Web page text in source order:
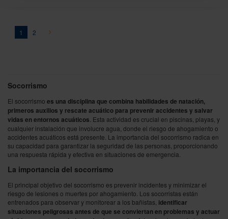
Página
You're currently reading page
1 Página
2
Socorrismo
El socorrismo es una disciplina que combina habilidades de natación,
primeros auxilios y rescate acuático para prevenir accidentes y salvar
vidas en entornos acuáticos . Esta actividad es crucial en piscinas, playas, y
cualquier instalación que involucre agua, donde el riesgo de ahogamiento o
accidentes acuáticos está presente. La importancia del socorrismo radica en
su capacidad para garantizar la seguridad de las personas, proporcionando
una respuesta rápida y efectiva en situaciones de emergencia.
La importancia del socorrismo
El principal objetivo del socorrismo es prevenir incidentes y minimizar el
riesgo de lesiones o muertes por ahogamiento. Los socorristas están
entrenados para observar y monitorear a los bañistas, identificar
situaciones peligrosas antes de que se conviertan en problemas y actuar